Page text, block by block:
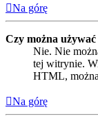
Na górę
Czy można
Nie. Nie
tej witrynie.
HTML,
Na górę